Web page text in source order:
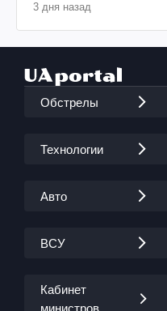
3 дня назад
Обстрелы
Технологии
Авто
ВСУ
Кабинет